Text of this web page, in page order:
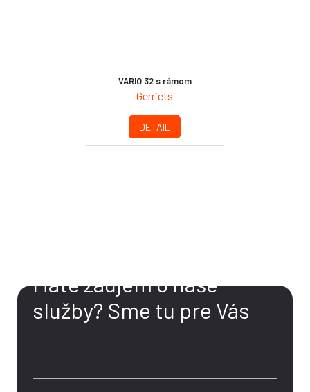
VARIO 32 s rámom
Gerriets
DETAIL
Máte záujem o naše
služby? Sme tu pre Vás